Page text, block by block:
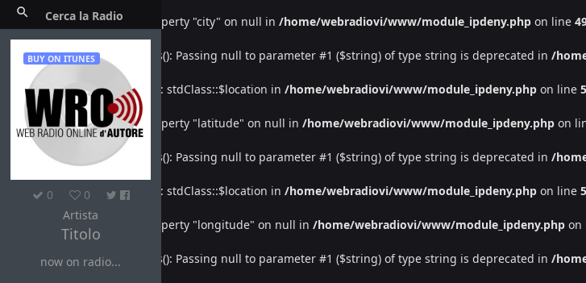
Warning: Attempt to read property "city" on null in /home/webradiovi/www/module_ipdeny.php on line
Deprecated: htmlspecialchars(): Passing null to parameter #1 ($string) of type string is deprecated in /
Warning: Undefined property: stdClass::$location in /home/webradiovi/www/module_ipdeny.php on line
Warning: Attempt to read property "latitude" on null in /home/webradiovi/www/module_ipdeny.php on
Deprecated : htmlspecialchars(): Passing null to parameter #1 ($string) of type string is deprecated in /
Warning : Undefined property: stdClass::$location in /home/webradiovi/www/module_ipdeny.php on line
: Attempt to read property "longitude" on null in /home/webradiovi/www/module_ipdeny.php on
Deprecated : htmlspecialchars(): Passing null to parameter #1 ($string) of type string is deprecated in /
search Cerca la Radio
BUY ON ITUNES
0
0
Artista
Titolo
now on radio...